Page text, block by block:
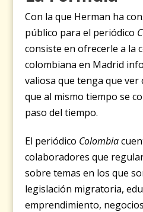
Con la que Herman ha
público para el periódico
consiste en ofrecerle a la
colombiana en Madrid
valiosa que tenga que ver
que al mismo tiempo se
paso del tiempo.
El periódico Colombia
colaboradores que
sobre temas en los que
legislación migratoria,
emprendimiento,